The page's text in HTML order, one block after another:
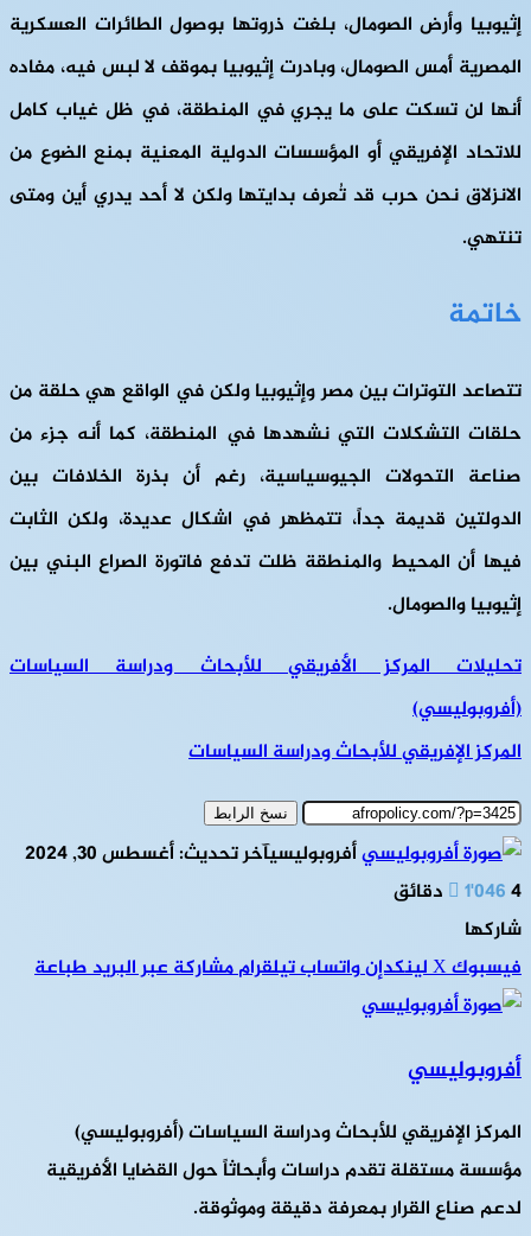
إثيوبيا وأرض الصومال، بلغت ذروتها بوصول الطائرات العسكرية
المصرية أمس الصومال، وبادرت إثيوبيا بموقف لا لبس فيه، مفاده
أنها لن تسكت على ما يجري في المنطقة، في ظل غياب كامل
للاتحاد الإفريقي أو المؤسسات الدولية المعنية بمنع الضوع من
الانزلاق نحن حرب قد تُعرف بدايتها ولكن لا أحد يدري أين ومتى
تنتهي.
خاتمة
تتصاعد التوترات بين مصر وإثيوبيا ولكن في الواقع هي حلقة من
حلقات التشكلات التي نشهدها في المنطقة، كما أنه جزء من
صناعة التحولات الجيوسياسية، رغم أن بذرة الخلافات بين
الدولتين قديمة جداً، تتمظهر في اشكال عديدة، ولكن الثابت
فيها أن المحيط والمنطقة ظلت تدفع فاتورة الصراع البني بين
إثيوبيا والصومال.
تحليلات المركز الأفريقي للأبحاث ودراسة السياسات
(أفروبوليسي)
المركز الإفريقي للأبحاث ودراسة السياسات
نسخ الرابط
أفروبوليسيآخر تحديث: أغسطس 30, 2024
1٬0464 دقائق
شاركها
فيسبوك‫Xلينكدإنواتسابتيلقراممشاركة عبر البريدطباعة
أفروبوليسي
المركز الإفريقي للأبحاث ودراسة السياسات (أفروبوليسي)
مؤسسة مستقلة تقدم دراسات وأبحاثاً حول القضايا الأفريقية
لدعم صناع القرار بمعرفة دقيقة وموثوقة.